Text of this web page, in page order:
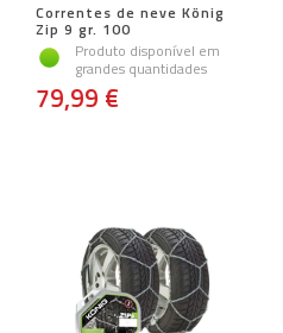
Correntes de neve König
Zip 9 gr. 100
Produto disponível em
grandes quantidades
79,99 €